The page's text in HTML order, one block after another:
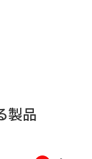
製品